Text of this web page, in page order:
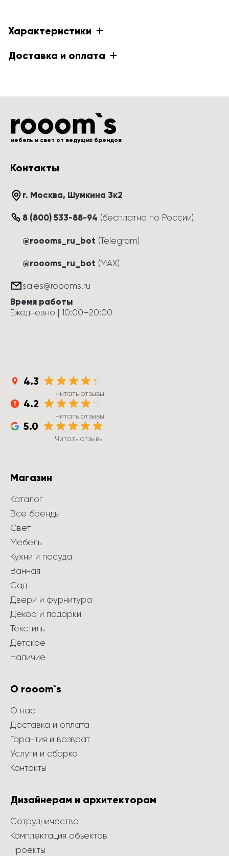
Характеристики
Доставка и оплата
мебель и свет от ведущих брендов
Контакты
г. Москва, Шумкина 3к2
8 (800) 533-88-94 (бесплатно по России)
@roooms_ru_bot (Telegram)
@roooms_ru_bot (MAX)
sales@roooms.ru
Время работы
Ежедневно | 10:00–20:00
4.3
Читать отзывы
4.2
Читать отзывы
5.0
Читать отзывы
Магазин
Каталог
Все бренды
Свет
Мебель
Кухни и посуда
Ванная
Сад
Двери и фурнитура
Декор и подарки
Текстиль
Детское
Наличие
О rooom`s
О нас
Доставка и оплата
Гарантия и возврат
Услуги и сборка
Контакты
Дизайнерам и архитекторам
Сотрудничество
Комплектация объектов
Проекты